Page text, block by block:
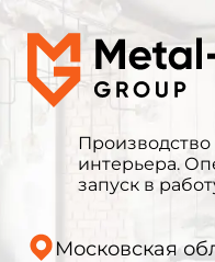
интерьера.
запуск в
Московская